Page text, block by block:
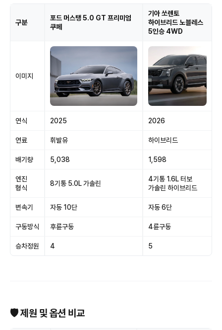
구분
포드 머스탱 5.0 GT 프리미엄
쿠페
기아 쏘렌토
하이브리드 노블레스
5인승 4WD
이미지
연식 2025 2026
연료 휘발유 하이브리드
배기량 5,038 1,598
엔진
형식
8기통 5.0L 가솔린
4기통 1.6L 터보
가솔린 하이브리드
변속기 자동 10단 자동 6단
구동방식 후륜구동 4륜구동
승차정원 4 5
🛡 제원 및 옵션 비교